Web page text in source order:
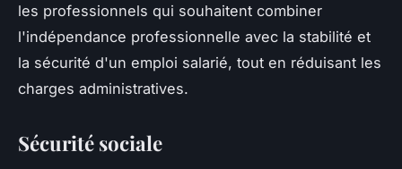
les professionnels qui souhaitent combiner
l'indépendance professionnelle avec la stabilité et
la sécurité d'un emploi salarié, tout en réduisant les
charges administratives.
Sécurité sociale